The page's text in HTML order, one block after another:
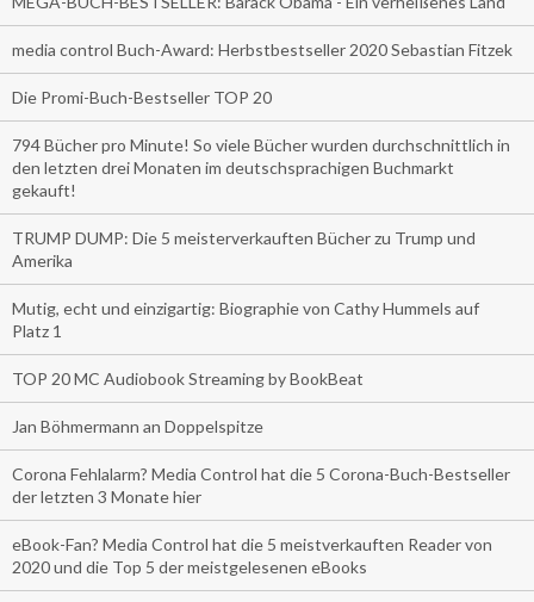
media control Buch-Award: Herbstbestseller 2020 Sebastian Fitzek
Die Promi-Buch-Bestseller TOP 20
794 Bücher pro Minute! So viele Bücher wurden durchschnittlich in
den letzten drei Monaten im deutschsprachigen Buchmarkt
gekauft!
TRUMP DUMP: Die 5 meisterverkauften Bücher zu Trump und
Amerika
Mutig, echt und einzigartig: Biographie von Cathy Hummels auf
Platz 1
TOP 20 MC Audiobook Streaming by BookBeat
Jan Böhmermann an Doppelspitze
Corona Fehlalarm? Media Control hat die 5 Corona-Buch-Bestseller
der letzten 3 Monate hier
eBook-Fan? Media Control hat die 5 meistverkauften Reader von
2020 und die Top 5 der meistgelesenen eBooks